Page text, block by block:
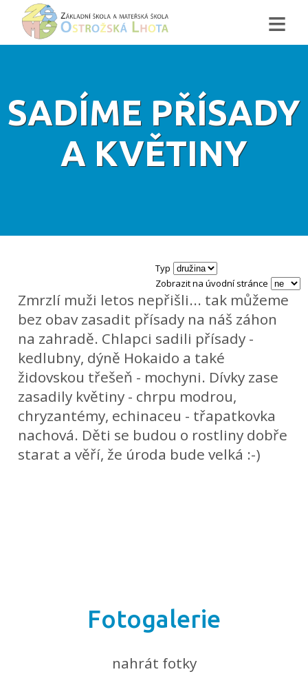
≡
SADÍME PŘÍSADY
A KVĚTINY
Typ
Zobrazit na úvodní stránce
Zmrzlí muži letos nepřišli... tak můžeme
bez obav zasadit přísady na náš záhon
na zahradě. Chlapci sadili přísady -
kedlubny, dýně Hokaido a také
židovskou třešeň - mochyni. Dívky zase
zasadily květiny - chrpu modrou,
chryzantémy, echinaceu - třapatkovka
nachová. Děti se budou o rostliny dobře
starat a věří, že úroda bude velká :-)
Fotogalerie
nahrát fotky